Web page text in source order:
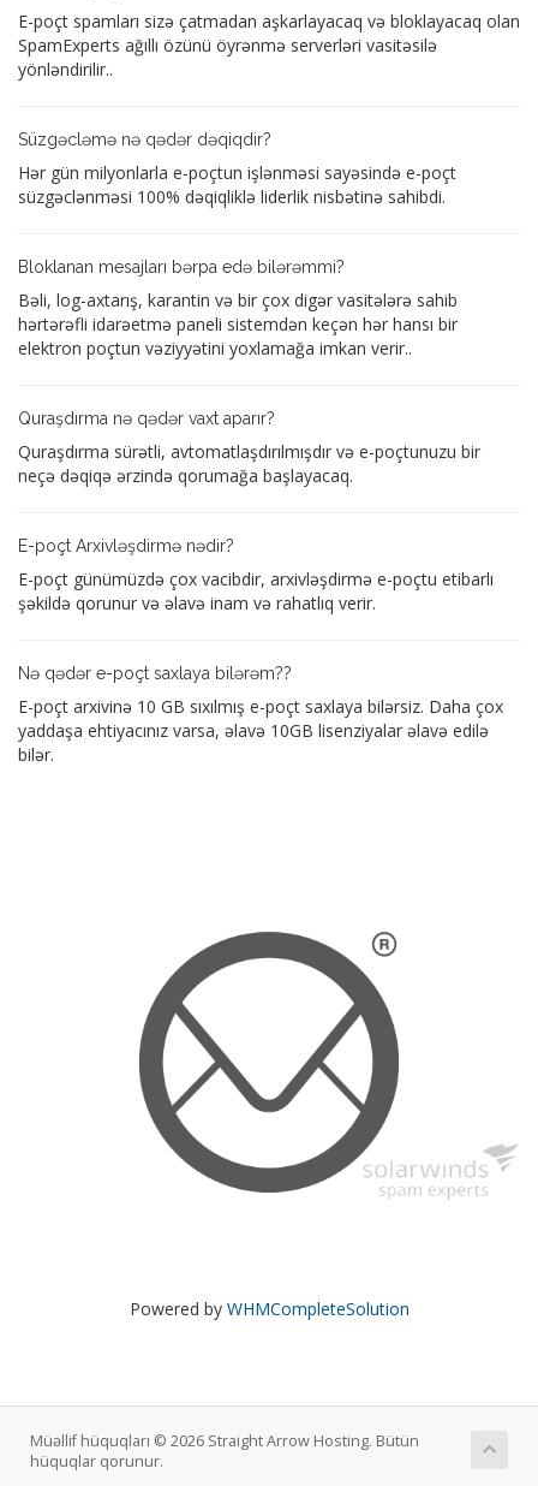
E-poçt spamları sizə çatmadan aşkarlayacaq və bloklayacaq olan
SpamExperts ağıllı özünü öyrənmə serverləri vasitəsilə
yönləndirilir..
Süzgəcləmə nə qədər dəqiqdir?
Hər gün milyonlarla e-poçtun işlənməsi sayəsində e-poçt
süzgəclənməsi 100% dəqiqliklə liderlik nisbətinə sahibdi.
Bloklanan mesajları bərpa edə bilərəmmi?
Bəli, log-axtarış, karantin və bir çox digər vasitələrə sahib
hərtərəfli idarəetmə paneli sistemdən keçən hər hansı bir
elektron poçtun vəziyyətini yoxlamağa imkan verir..
Quraşdırma nə qədər vaxt aparır?
Quraşdırma sürətli, avtomatlaşdırılmışdır və e-poçtunuzu bir
neçə dəqiqə ərzində qorumağa başlayacaq.
E-poçt Arxivləşdirmə nədir?
E-poçt günümüzdə çox vacibdir, arxivləşdirmə e-poçtu etibarlı
şəkildə qorunur və əlavə inam və rahatlıq verir.
Nə qədər e-poçt saxlaya bilərəm??
E-poçt arxivinə 10 GB sıxılmış e-poçt saxlaya bilərsiz. Daha çox
yaddaşa ehtiyacınız varsa, əlavə 10GB lisenziyalar əlavə edilə
bilər.
Powered by WHMCompleteSolution
Müəllif hüquqları © 2026 Straight Arrow Hosting. Bütün
hüquqlar qorunur.